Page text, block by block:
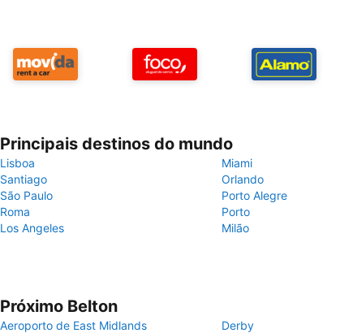
Principais destinos do mundo
Lisboa
Miami
Santiago
Orlando
São Paulo
Porto Alegre
Roma
Porto
Los Angeles
Milão
Próximo Belton
Aeroporto de East Midlands Derby